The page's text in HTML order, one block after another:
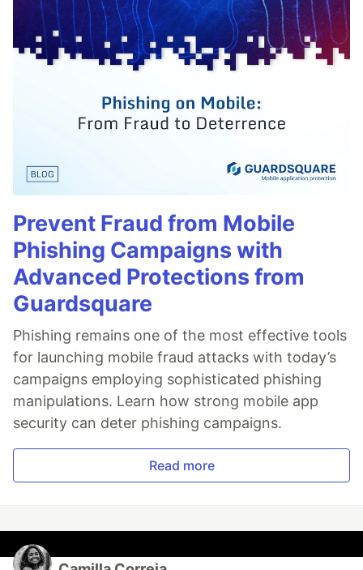
Prevent Fraud from Mobile
Phishing Campaigns with
Advanced Protections from
Guardsquare
Phishing remains one of the most effective tools
for launching mobile fraud attacks with today’s
campaigns employing sophisticated phishing
manipulations. Learn how strong mobile app
security can deter phishing campaigns.
Read more